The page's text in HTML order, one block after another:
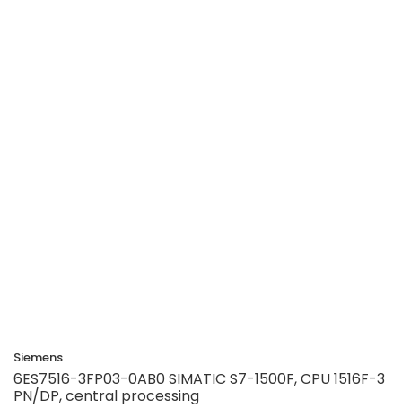
Siemens
6ES7516-3FP03-0AB0 SIMATIC S7-1500F, CPU 1516F-3
PN/DP, central processing